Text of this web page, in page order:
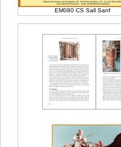
EM080 CS Sall Sanf